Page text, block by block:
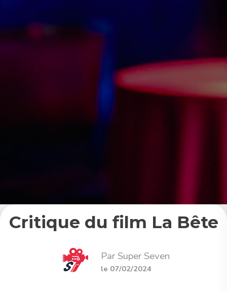
Critique du film La Bête
Par Super Seven
le 07/02/2024